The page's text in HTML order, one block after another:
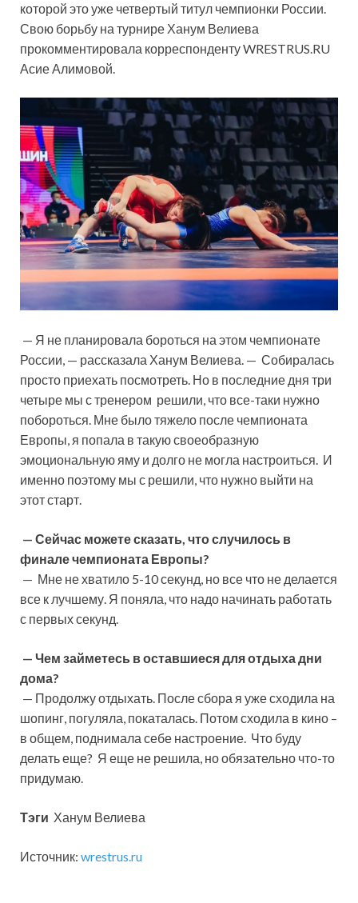
которой это уже четвертый титул чемпионки России.
Свою борьбу на турнире Ханум Велиева
прокомментировала корреспонденту WRESTRUS.RU
Асие Алимовой.
— Я не планировала бороться на этом чемпионате
России, — рассказала Ханум Велиева. — Собиралась
просто приехать посмотреть. Но в последние дня три
четыре мы с тренером решили, что все-таки нужно
побороться. Мне было тяжело после чемпионата
Европы, я попала в такую своеобразную
эмоциональную яму и долго не могла настроиться. И
именно поэтому мы с решили, что нужно выйти на
этот старт.
— Сейчас можете сказать, что случилось в
финале чемпионата Европы?
— Мне не хватило 5-10 секунд, но все что не делается
все к лучшему. Я поняла, что надо начинать работать
с первых секунд.
— Чем займетесь в оставшиеся для отдыха дни
дома?
— Продолжу отдыхать. После сбора я уже сходила на
шопинг, погуляла, покаталась. Потом сходила в кино –
в общем, поднимала себе настроение. Что буду
делать еще? Я еще не решила, но обязательно что-то
придумаю.
Тэги Ханум Велиева
Источник: wrestrus.ru